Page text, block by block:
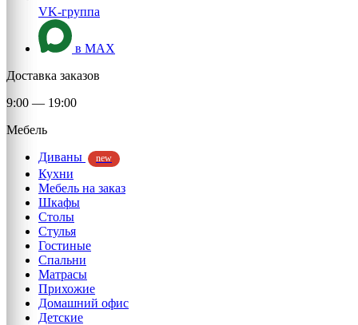
VK-группа
в MAX
Доставка заказов
9:00 — 19:00
Мебель
Диваны
new
Кухни
Мебель на заказ
Шкафы
Столы
Стулья
Гостиные
Спальни
Матрасы
Прихожие
Домашний офис
Детские